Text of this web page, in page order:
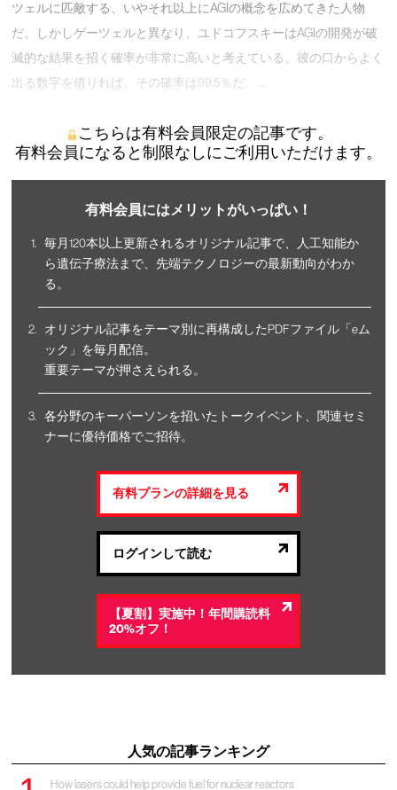
ツェルに匹敵する、いやそれ以上にAGIの概念を広めてきた人物
だ。しかしゲーツェルと異なり、ユドコフスキーはAGIの開発が破
滅的な結果を招く確率が非常に高いと考えている。彼の口からよく
出る数字を借りれば、その確率は99.5％だ。 …
こちらは有料会員限定の記事です。
有料会員になると制限なしにご利用いただけます。
有料会員にはメリットがいっぱい！
毎月120本以上更新されるオリジナル記事で、人工知能か
ら遺伝子療法まで、先端テクノロジーの最新動向がわか
る。
オリジナル記事をテーマ別に再構成したPDFファイル「eム
ック」を毎月配信。
重要テーマが押さえられる。
各分野のキーパーソンを招いたトークイベント、関連セミ
ナーに優待価格でご招待。
有料プランの詳細を見る
ログインして読む
【夏割】実施中！年間購読料
20%オフ！
人気の記事ランキング
How lasers could help provide fuel for nuclear reactors